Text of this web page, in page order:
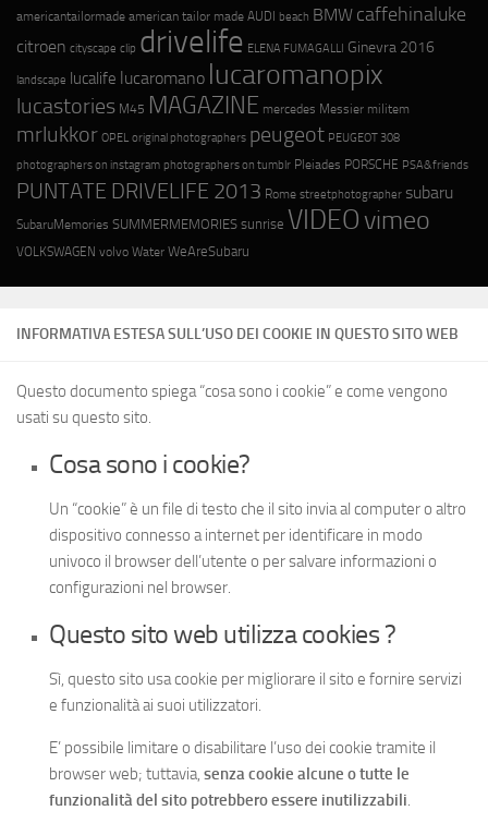
INFORMATIVA ESTESA SULL’USO DEI COOKIE IN QUESTO SITO WEB
Questo documento spiega “cosa sono i cookie” e come vengono
usati su questo sito.
Cosa sono i cookie?
Un “cookie” è un file di testo che il sito invia al computer o altro
dispositivo connesso a internet per identificare in modo
univoco il browser dell’utente o per salvare informazioni o
configurazioni nel browser.
Questo sito web utilizza cookies ?
Sì, questo sito usa cookie per migliorare il sito e fornire servizi
e funzionalità ai suoi utilizzatori.
E’ possibile limitare o disabilitare l’uso dei cookie tramite il
browser web; tuttavia, senza cookie alcune o tutte le
funzionalità del sito potrebbero essere inutilizzabili.
americantailormade american tailor made AUDI beach BMW caffehinaluke
citroen cityscape clip drivelife ELENA FUMAGALLI Ginevra 2016
landscape lucalife lucaromano lucaromanopix
lucastories M45 MAGAZINE mercedes Messier militem
mrlukkor OPEL original photographers peugeot PEUGEOT 308
photographers on instagram photographers on tumblr Pleiades PORSCHE PSA&friends
PUNTATE DRIVELIFE 2013 Rome streetphotographer subaru
SubaruMemories SUMMERMEMORIES sunrise VIDEOvimeo
VOLKSWAGEN volvo Water WeAreSubaru